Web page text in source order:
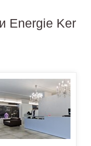
Energie Ker